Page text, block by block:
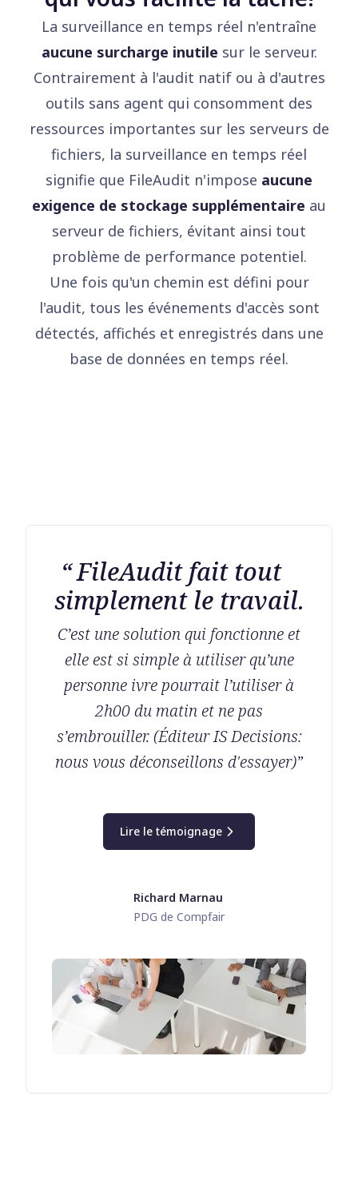
La surveillance en temps réel n'entraîne
aucune surcharge inutile sur le serveur.
Contrairement à l'audit natif ou à d'autres
outils sans agent qui consomment des
ressources importantes sur les serveurs de
fichiers, la surveillance en temps réel
signifie que FileAudit n'impose aucune
exigence de stockage supplémentaire au
serveur de fichiers, évitant ainsi tout
problème de performance potentiel.
Une fois qu'un chemin est défini pour
l'audit, tous les événements d'accès sont
détectés, affichés et enregistrés dans une
base de données en temps réel.
FileAudit fait tout
simplement le travail.
C’est une solution qui fonctionne et
elle est si simple à utiliser qu’une
personne ivre pourrait l’utiliser à
2h00 du matin et ne pas
s’embrouiller. (Éditeur IS Decisions:
nous vous déconseillons d'essayer)”
Lire le témoignage
Richard Marnau
PDG de Compfair